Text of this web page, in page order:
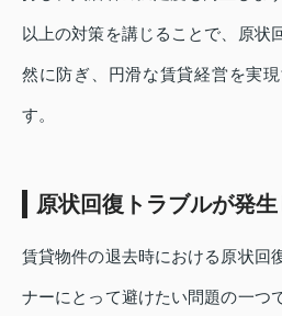
以上の対策を講じることで、原状
然に防ぎ、円滑な賃貸経営を実
す。
原状回復トラブルが発
賃貸物件の退去時における原状回
ナーにとって避けたい問題の一つ